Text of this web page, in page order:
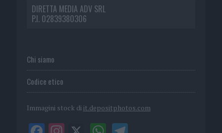
DIRETTA MEDIA ADV SRL
P.I. 02839380306
Chi siamo
Codice etico
Immagini stock di it.depositphotos.com